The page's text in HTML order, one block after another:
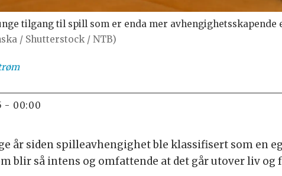
tilgang til spill som er enda mer
/ Shutterstock / NTB)
- 00:00
år siden spilleavhengighet ble klassifisert som en
blir så intens og omfattende at det går utover liv og